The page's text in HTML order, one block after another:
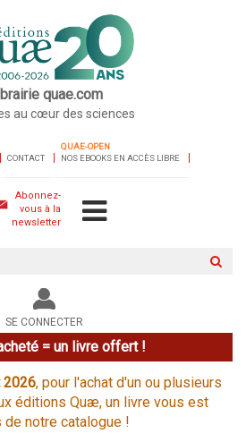
quae.com
au cœur des sciences
CONTACT
QUAE-OPEN
NOS EBOOKS EN ACCÈS LIBRE
Abonnez-
vous à la
newsletter
le
site
SE CONNECTER
= un livre offert !
2026, pour l'achat d'un ou plusieurs
éditions Quæ, un livre vous est
notre catalogue !